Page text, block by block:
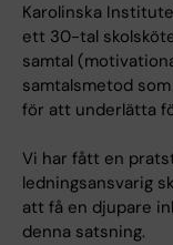
Karolinska
ett 30-tal
samtal
samtalsmetod
för att underlätta
Vi har fått en
ledningsansvarig
att få en djupare
denna satsning.